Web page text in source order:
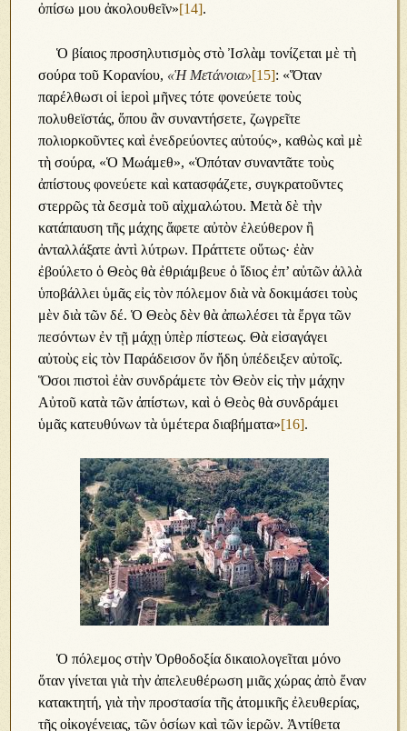
ὀπίσω μου ἀκολουθεῖν»[14].
Ὁ βίαιος προσηλυτισμὸς στὸ Ἰσλὰμ τονίζεται μὲ τὴ
σούρα τοῦ Κορανίου, «Ἡ Μετάνοια»[15]: «Ὅταν
παρέλθωσι οἱ ἱεροὶ μῆνες τότε φονεύετε τοὺς
πολυθεϊστάς, ὅπου ἂν συναντήσετε, ζωγρεῖτε
πολιορκοῦντες καὶ ἐνεδρεύοντες αὐτούς», καθὼς καὶ μὲ
τὴ σούρα, «Ὁ Μωάμεθ», «Ὁπόταν συναντᾶτε τοὺς
ἀπίστους φονεύετε καὶ κατασφάζετε, συγκρατοῦντες
στερρῶς τὰ δεσμὰ τοῦ αἰχμαλώτου. Μετὰ δὲ τὴν
κατάπαυση τῆς μάχης ἄφετε αὐτὸν ἐλεύθερον ἢ
ἀνταλλάξατε ἀντὶ λύτρων. Πράττετε οὕτως· ἐὰν
ἐβούλετο ὁ Θεὸς θὰ ἐθριάμβευε ὁ ἴδιος ἐπ’ αὐτῶν ἀλλὰ
ὑποβάλλει ὑμᾶς εἰς τὸν πόλεμον διὰ νὰ δοκιμάσει τοὺς
μὲν διὰ τῶν δέ. Ὁ Θεὸς δὲν θὰ ἀπωλέσει τὰ ἔργα τῶν
πεσόντων ἐν τῇ μάχῃ ὑπὲρ πίστεως. Θὰ εἰσαγάγει
αὐτοὺς εἰς τὸν Παράδεισον ὅν ἤδη ὑπέδειξεν αὐτοῖς.
Ὅσοι πιστοὶ ἐὰν συνδράμετε τὸν Θεὸν εἰς τὴν μάχην
Αὐτοῦ κατὰ τῶν ἀπίστων, καὶ ὁ Θεὸς θὰ συνδράμει
ὑμᾶς κατευθύνων τὰ ὑμέτερα διαβήματα»[16].
Ὁ πόλεμος στὴν Ὀρθοδοξία δικαιολογεῖται μόνο
ὅταν γίνεται γιὰ τὴν ἀπελευθέρωση μιᾶς χώρας ἀπὸ ἕναν
κατακτητή, γιὰ τὴν προστασία τῆς ἀτομικῆς ἐλευθερίας,
τῆς οἰκογένειας, τῶν ὁσίων καὶ τῶν ἱερῶν. Ἀντίθετα